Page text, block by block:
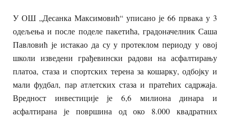
У ОШ „Десанка Максимовић“ уписано је 66 првака у 3
одељења и после поделе пакетића, градоначелник Саша
Павловић је истакао да су у протеклом периоду у овој
школи изведени грађевински радови на асфалтирању
платоа, стаза и спортских терена за кошарку, одбојку и
мали фудбал, пар атлетских стаза и пратећих садржаја.
Вредност инвестиције је 6,6 милиона динара и
асфалтирана је површина од око 8.000 квадратних